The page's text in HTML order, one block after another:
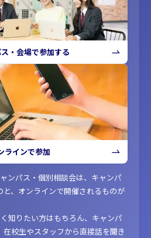
・会場で参加する
ラインで参加
ンパス・個別相談会は、キャンパ
、オンラインで開催されるものが
知りたい方はもちろん、キャンパ
校生やスタッフから直接話を聞き